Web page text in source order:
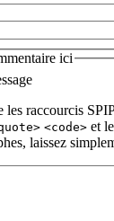
ici
les raccourcis
<code> et
laissez